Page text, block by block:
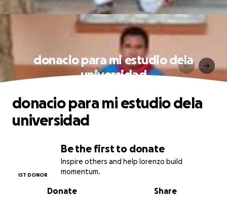
donacio para mi estudio dela
universidad
Be the first to donate
Inspire others and help lorenzo build
momentum.
1ST DONOR
Share
Donate
donacio para mi estudio dela
universidad